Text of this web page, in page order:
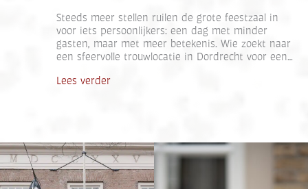
Steeds meer stellen ruilen de grote feestzaal in
voor iets persoonlijkers: een dag met minder
gasten, maar met meer betekenis. Wie zoekt naar
een sfeervolle trouwlocatie in Dordrecht voor een…
Lees verder